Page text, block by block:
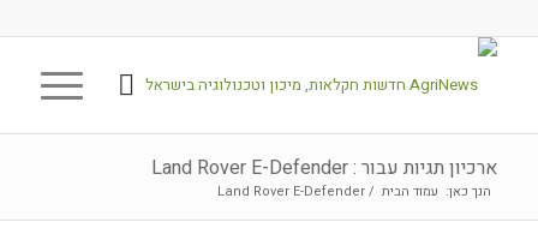
ארכיון תגיות עבור : Land Rover E-Defender
הנך כאן: עמוד הבית /
Land Rover E-Defender